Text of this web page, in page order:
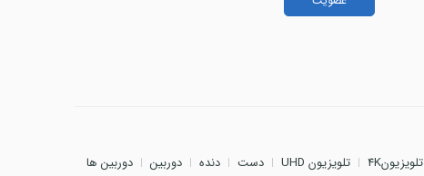
تلویزیون4K تلویزیون UHD دست دنده دوربین دوربین ها